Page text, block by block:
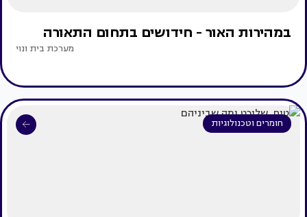
במהירות האור - חידושים בתחום התאורה
מערכת בית ונוי
חומרים וטכנולוגיות